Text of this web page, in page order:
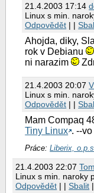
21.4.2003 17:14
Linux s min.
Odpovědět | |
Ahojda, diky,
rok v Debianu
ni narazim
21.4.2003 20:07
Linux s min.
Odpovědět | |
Mam Compaq
Tiny Linux . --vo
Práce:Liberix,
21.4.2003 22:07
Linux s min. naroky
Odpovědět | |Sbalit |